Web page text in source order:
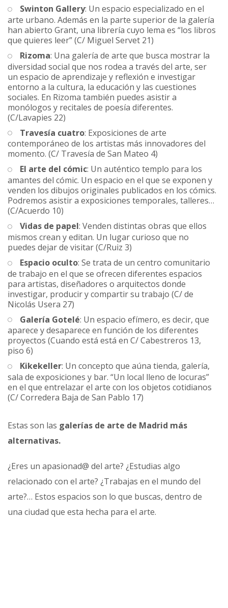
Swinton Gallery: Un espacio especializado en el
arte urbano. Además en la parte superior de la galería
han abierto Grant, una librería cuyo lema es “los libros
que quieres leer” (C/ Miguel Servet 21)
Rizoma: Una galería de arte que busca mostrar la
diversidad social que nos rodea a través del arte, ser
un espacio de aprendizaje y reflexión e investigar
entorno a la cultura, la educación y las cuestiones
sociales. En Rizoma también puedes asistir a
monólogos y recitales de poesía diferentes.
(C/Lavapies 22)
Travesía cuatro: Exposiciones de arte
contemporáneo de los artistas más innovadores del
momento. (C/ Travesía de San Mateo 4)
El arte del cómic: Un auténtico templo para los
amantes del cómic. Un espacio en el que se exponen y
venden los dibujos originales publicados en los cómics.
Podremos asistir a exposiciones temporales, talleres…
(C/Acuerdo 10)
Vidas de papel: Venden distintas obras que ellos
mismos crean y editan. Un lugar curioso que no
puedes dejar de visitar (C/Ruiz 3)
Espacio oculto: Se trata de un centro comunitario
de trabajo en el que se ofrecen diferentes espacios
para artistas, diseñadores o arquitectos donde
investigar, producir y compartir su trabajo (C/ de
Nicolás Usera 27)
Galería Gotelé: Un espacio efímero, es decir, que
aparece y desaparece en función de los diferentes
proyectos (Cuando está está en C/ Cabestreros 13,
piso 6)
Kikekeller: Un concepto que aúna tienda, galería,
sala de exposiciones y bar. “Un local lleno de locuras”
en el que entrelazar el arte con los objetos cotidianos
(C/ Corredera Baja de San Pablo 17)
Estas son las galerías de arte de Madrid más
alternativas.
¿Eres un apasionad@ del arte? ¿Estudias algo
relacionado con el arte? ¿Trabajas en el mundo del
arte?… Estos espacios son lo que buscas, dentro de
una ciudad que esta hecha para el arte.